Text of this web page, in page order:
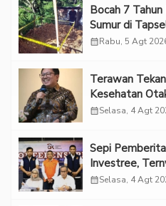
Bocah 7
Sumur di
calendar_monthRabu, 5 Agt
Terawan
Kesehatan
Forum 2026
calendar_monthSelasa, 4 Agt
Sepi
Investree,
calendar_monthSelasa, 4 Agt